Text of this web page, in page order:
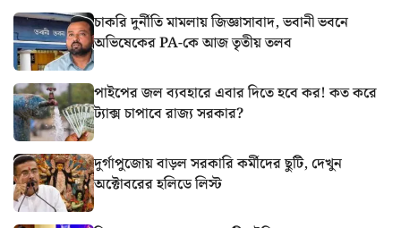
চাকরি দুর্নীতি মামলায় জিজ্ঞাসাবাদ, ভবানী ভবনে
অভিষেকের PA-কে আজ তৃতীয় তলব
পাইপের জল ব্যবহারে এবার দিতে হবে কর! কত করে
ট্যাক্স চাপাবে রাজ্য সরকার?
দুর্গাপুজোয় বাড়ল সরকারি কর্মীদের ছুটি, দেখুন
অক্টোবরের হলিডে লিস্ট